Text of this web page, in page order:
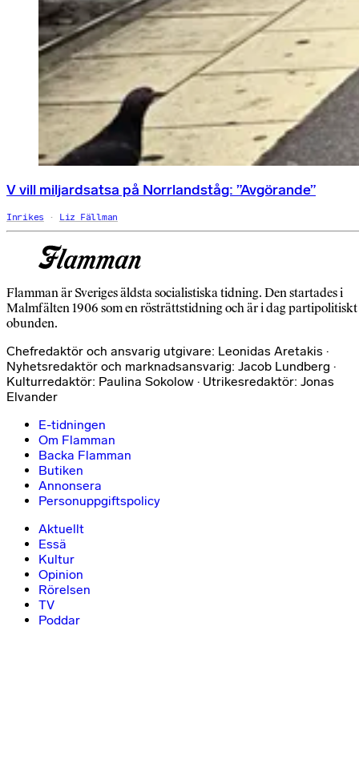
V vill miljardsatsa på Norrlandståg: ”Avgörande”
Inrikes Liz Fällman
Flamman är Sveriges äldsta socialistiska tidning. Den startades i
Malmfälten 1906 som en rösträttstidning och är i dag partipolitiskt
obunden.
Chefredaktör och ansvarig utgivare: Leonidas Aretakis ·
Nyhetsredaktör och marknadsansvarig: Jacob Lundberg ·
Kulturredaktör: Paulina Sokolow · Utrikesredaktör: Jonas
Elvander
E-tidningen
Om Flamman
Backa Flamman
Butiken
Annonsera
Personuppgiftspolicy
Aktuellt
Essä
Kultur
Opinion
Rörelsen
TV
Poddar